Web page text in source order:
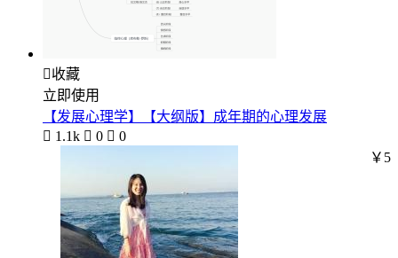
收藏
立即使用
【发展心理学】【大纲版】成年期的心理发展
 1.1k  0  0
￥5